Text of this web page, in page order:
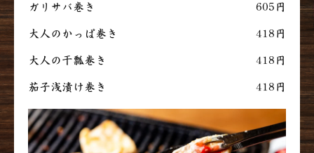
ガリサバ巻き 605円
大人のかっぱ巻き 418円
大人の干瓢巻き 418円
茄子浅漬け巻き 418円